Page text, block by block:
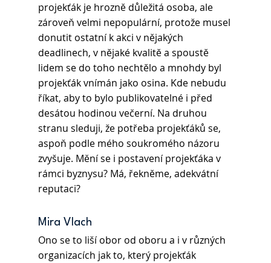
projekťák je hrozně důležitá osoba, ale
zároveň velmi nepopulární, protože musel
donutit ostatní k akci v nějakých
deadlinech, v nějaké kvalitě a spoustě
lidem se do toho nechtělo a mnohdy byl
projekťák vnímán jako osina. Kde nebudu
říkat, aby to bylo publikovatelné i před
desátou hodinou večerní. Na druhou
stranu sleduji, že potřeba projekťáků se,
aspoň podle mého soukromého názoru
zvyšuje. Mění se i postavení projekťáka v
rámci byznysu? Má, řekněme, adekvátní
reputaci?
Mira Vlach
Ono se to liší obor od oboru a i v různých
organizacích jak to, který projekťák